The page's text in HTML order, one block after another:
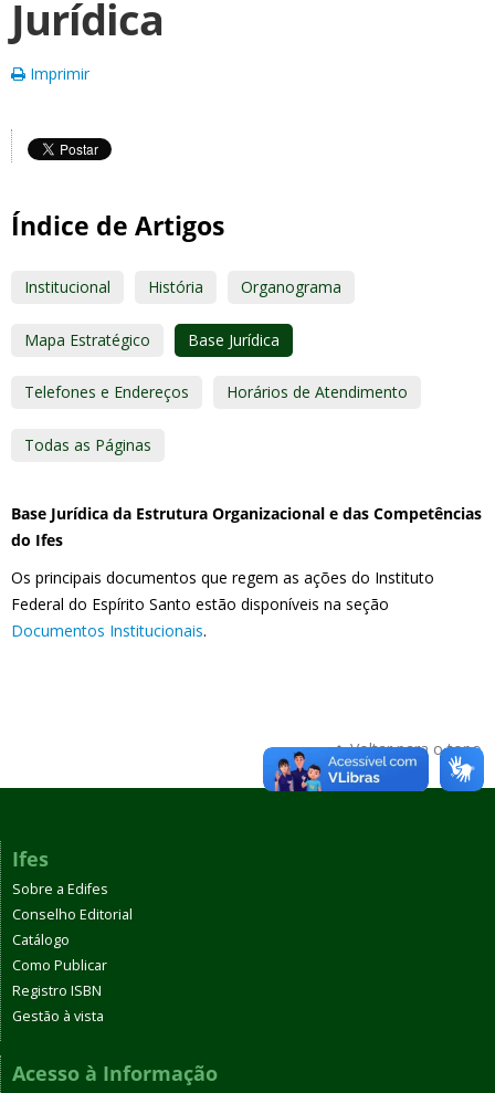
Jurídica
Imprimir
Índice de Artigos
Institucional História Organograma
Mapa Estratégico Base Jurídica
Telefones e Endereços Horários de Atendimento
Todas as Páginas
Base Jurídica da Estrutura Organizacional e das Competências
do Ifes
Os principais documentos que regem as ações do Instituto
Federal do Espírito Santo estão disponíveis na seção
Documentos Institucionais.
Voltar para o topo
Ifes
Sobre a Edifes
Conselho Editorial
Catálogo
Como Publicar
Registro ISBN
Gestão à vista
Acesso à Informação